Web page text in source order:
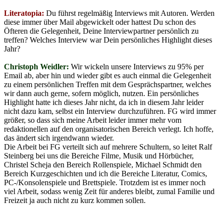
Literatopia: Du führst regelmäßig Interviews mit Autoren. Werden
diese immer über Mail abgewickelt oder hattest Du schon des
Öfteren die Gelegenheit, Deine Interviewpartner persönlich zu
treffen? Welches Interview war Dein persönliches Highlight dieses
Jahr?
Christoph Weidler: Wir wickeln unsere Interviews zu 95% per
Email ab, aber hin und wieder gibt es auch einmal die Gelegenheit
zu einem persönlichen Treffen mit dem Gesprächspartner, welches
wir dann auch gerne, sofern möglich, nutzen. Ein persönliches
Highlight hatte ich dieses Jahr nicht, da ich in diesem Jahr leider
nicht dazu kam, selbst ein Interview durchzuführen. FG wird immer
größer, so dass sich meine Arbeit leider immer mehr vom
redaktionellen auf den organisatorischen Bereich verlegt. Ich hoffe,
das ändert sich irgendwann wieder.
Die Arbeit bei FG verteilt sich auf mehrere Schultern, so leitet Ralf
Steinberg bei uns die Bereiche Filme, Musik und Hörbücher,
Christel Scheja den Bereich Rollenspiele, Michael Schmidt den
Bereich Kurzgeschichten und ich die Bereiche Literatur, Comics,
PC-/Konsolenspiele und Brettspiele. Trotzdem ist es immer noch
viel Arbeit, sodass wenig Zeit für anderes bleibt, zumal Familie und
Freizeit ja auch nicht zu kurz kommen sollen.